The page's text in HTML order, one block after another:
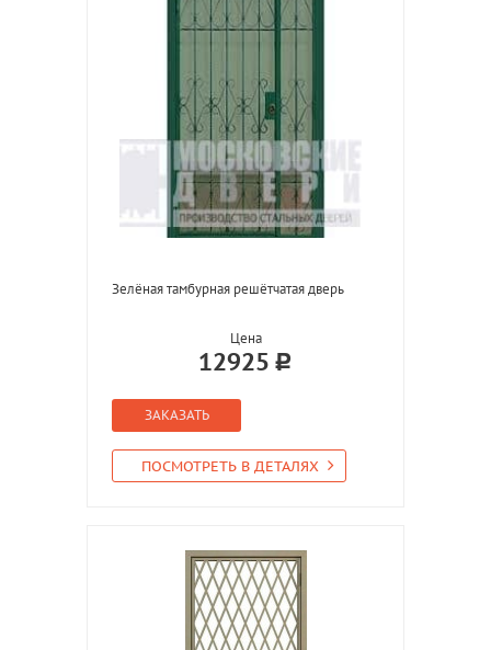
Зелёная тамбурная решётчатая дверь
Цена
12925
ЗАКАЗАТЬ
ПОСМОТРЕТЬ В ДЕТАЛЯХ